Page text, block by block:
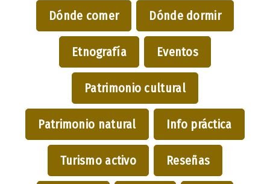
Dónde comer Dónde dormir
Etnografía Eventos
Patrimonio cultural
Patrimonio natural Info práctica
Turismo activo Reseñas